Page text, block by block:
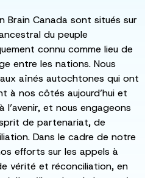
Brain Canada sont situés sur
du peuple
connu comme lieu de
entre les nations. Nous
aînés autochtones qui ont
à nos côtés aujourd’hui et
et nous engageons
de partenariat, de
Dans le cadre de notre
efforts sur les appels à
vérité et réconciliation, en